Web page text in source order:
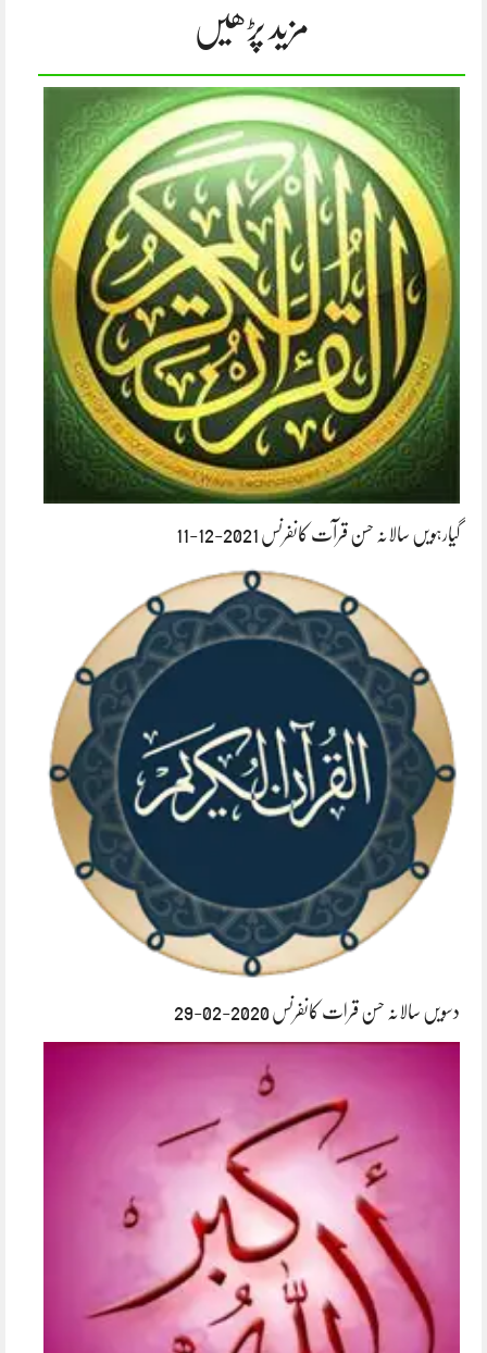
مزید پڑھیں
گیارہویں سالانہ حسن قرآت کانفرنس 2021-12-11
دسویں سالانہ حسن قرات کانفرنس 2020-02-29